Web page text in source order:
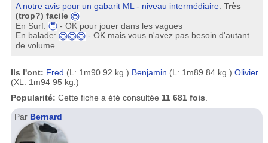
A notre avis pour un gabarit ML - niveau intermédiaire:Très
(trop?) facile
En Surf:
- OK pour jouer dans les vagues
En balade:
- OK mais vous n'avez pas besoin d'autant
de volume
Ils l'ont: Fred (L: 1m90 92 kg.) Benjamin (L: 1m89 84 kg.) Olivier
(XL: 1m94 95 kg.)
Popularité: Cette fiche a été consultée 11 681 fois
Par Bernard